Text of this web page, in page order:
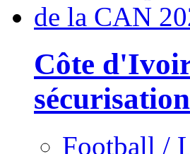
Côte
Football /